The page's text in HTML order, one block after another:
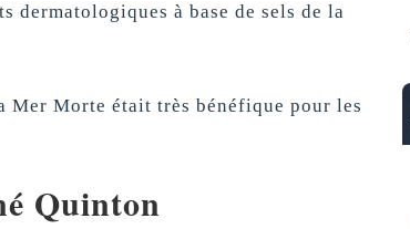
dermatologiques à base de sels de la
Mer Morte était très bénéfique pour les
Quinton